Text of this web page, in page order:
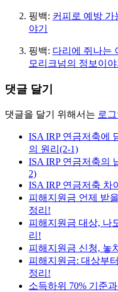
핑백: 커피로 예방 가
야기
핑백: 다리에 쥐나는
모리크넘의 정보이야
댓글 달기
댓글을 달기 위해서는 로
ISA IRP 연금저축에
의 원리(2-1)
ISA IRP 연금저축의
2)
ISA IRP 연금저축 차
피해지원금 언제 받
정리!
피해지원금 대상, 나
리!
피해지원금 신청, 놓
피해지원금: 대상부
정리!
소득하위 70% 기준